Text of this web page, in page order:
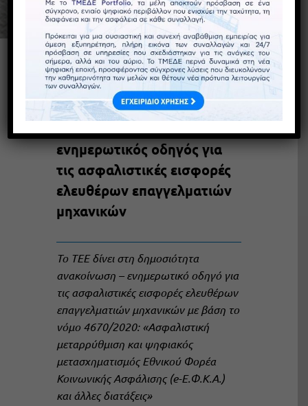
Προηγούμενο Επόμενο
ενημερωτικός οδηγός για
τις ασφαλιστικές εισφορές
ελευθέρων επαγγελματιών
μηχανικών
Το ΤΕΕ δίνει στη δημοσιότητα
ανακοίνωση – ενημερωτικό οδηγό για
τις ασφαλιστικές εισφορές ελευθέρων
επαγγελματιών μηχανικών με βάση το
νόμο 4670/2020: «Ασφαλιστική
μεταρρύθμιση και ψηφιακός
μετασχηματισμός Εθνικού Φορέα
Κοινωνικής Ασφάλισης (e-Ε.Φ.Κ.Α.)
και άλλες διατάξεις»